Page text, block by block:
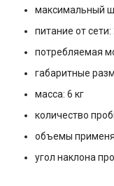
максимальный
питание от
потребляемая
габаритные
масса: 6 кг
количество
объемы
угол наклона